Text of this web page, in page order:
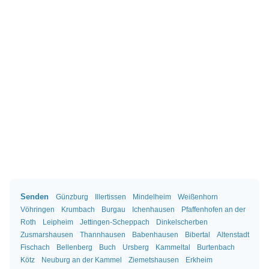
Senden Günzburg Illertissen Mindelheim
Weißenhorn
Vöhringen
Krumbach Burgau Ichenhausen
Pfaffenhofen an der
Roth
Leipheim Jettingen-Scheppach
Dinkelscherben
Zusmarshausen
Thannhausen Babenhausen Bibertal
Altenstadt
Fischach
Bellenberg Buch Ursberg Kammeltal
Burtenbach
Kötz
Neuburg an der Kammel Ziemetshausen
Erkheim